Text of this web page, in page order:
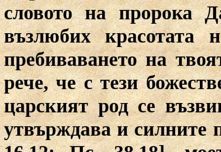
словото на пророка
възлюбих
пребиваването на
рече, че с тези
царският род се
утвърждава и силните